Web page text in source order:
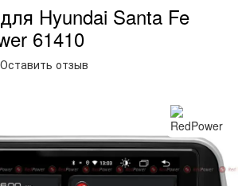
Hyundai Santa Fe
61410
Оставить отзыв